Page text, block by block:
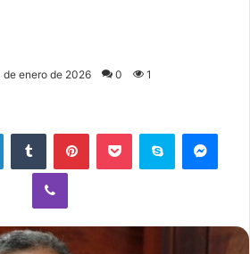
de enero de 2026 0 1
LinkedInTumblr PinterestPocket Skype
Viber